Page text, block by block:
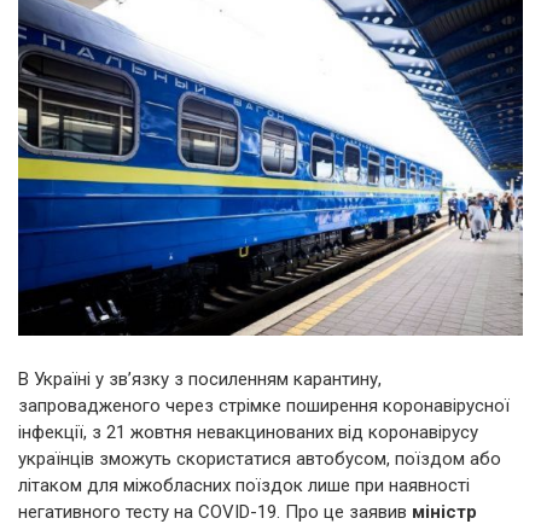
В Україні у зв’язку з посиленням карантину,
запровадженого через стрімке поширення коронавірусної
інфекції, з 21 жовтня невакцинованих від коронавірусу
українців зможуть скористатися автобусом, поїздом або
літаком для міжобласних поїздок лише при наявності
негативного тесту на COVID-19. Про це заявив міністр